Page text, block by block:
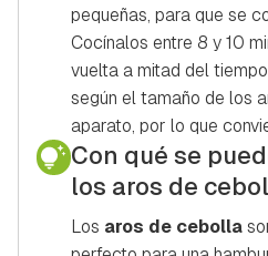
pequeñas, para que se
Cocínalos entre 8 y 10
vuelta a mitad del
según el tamaño de los
aparato, por lo que
Con qué se
los aros de
Los aros de cebolla